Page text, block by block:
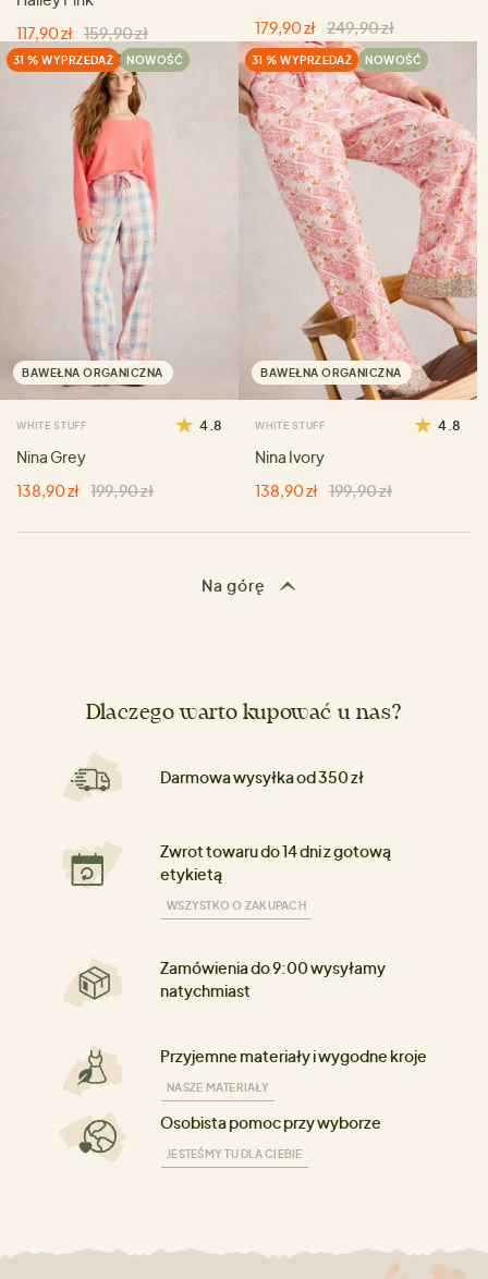
117,90 zł 159,90 zł
179,90 zł 249,90 zł
31 % WYPRZEDAŻ NOWOŚĆ
BAWEŁNA ORGANICZNA
WHITE STUFF 4.8
Nina Grey
138,90 zł 199,90 zł
31 % WYPRZEDAŻ NOWOŚĆ
BAWEŁNA ORGANICZNA
WHITE STUFF 4.8
Nina Ivory
138,90 zł 199,90 zł
Na górę
Dlaczego warto kupować u nas?
Darmowa wysyłka od 350 zł
Zwrot towaru do 14 dni z gotową
etykietą
WSZYSTKO O ZAKUPACH
Zamówienia do 9:00 wysyłamy
natychmiast
Przyjemne materiały i wygodne kroje
NASZE MATERIAŁY
Osobista pomoc przy wyborze
JESTEŚMY TU DLA CIEBIE